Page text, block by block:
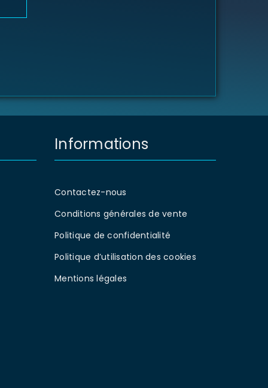
Informations
Contactez-nous
Conditions générales de vente
Politique de confidentialité
Politique d’utilisation des cookies
Mentions légales